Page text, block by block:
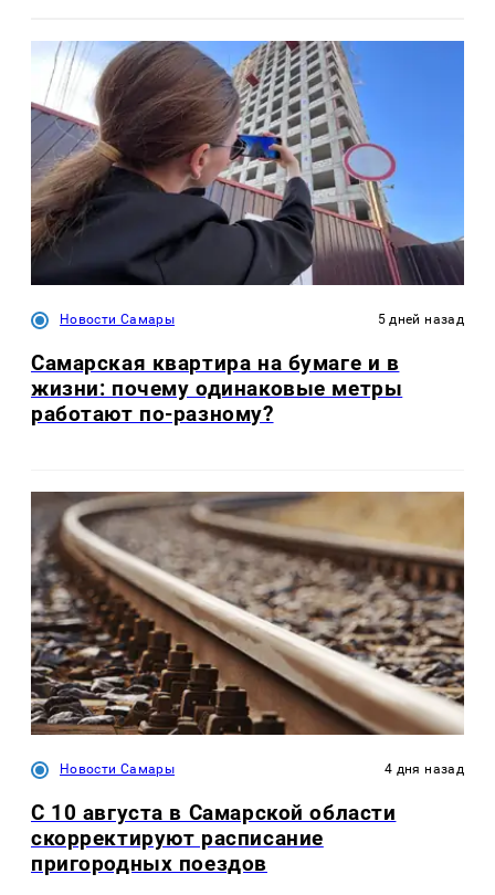
Новости Самары 5 дней назад
Самарская квартира на бумаге и в
жизни: почему одинаковые метры
работают по-разному?
Новости Самары 4 дня назад
С 10 августа в Самарской области
скорректируют расписание
пригородных поездов